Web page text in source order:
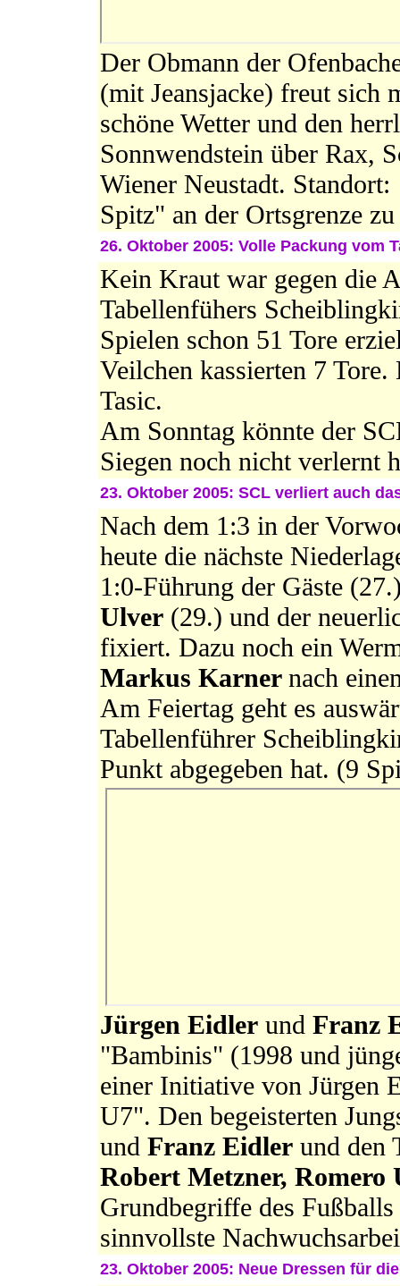
Der Obmann der
(mit Jeansjacke) freut sich
schöne Wetter und den
Sonnwendstein über Rax,
Wiener Neustadt.
Spitz" an der Ortsgrenze
26. Oktober 2005: Volle Packung vom
Kein Kraut war gegen die
Tabellenfühers
Spielen schon 51 Tore
Veilchen kassierten 7
Tasic.
Am Sonntag könnte der
Siegen noch nicht verlernt
23. Oktober 2005: SCL verliert auch
Nach dem 1:3 in der
heute die nächste
1:0-Führung der Gäste
Ulver (29.) und der
fixiert. Dazu noch ein
Markus Karner nach
Am Feiertag geht es
Tabellenführer
Punkt abgegeben hat. (9
Jürgen Eidler und Franz
"Bambinis" (1998 und
einer Initiative von Jürgen
U7". Den begeisterten
und Franz Eidler und den
Robert Metzner, Romero
Grundbegriffe des
sinnvollste
23. Oktober 2005: Neue Dressen für